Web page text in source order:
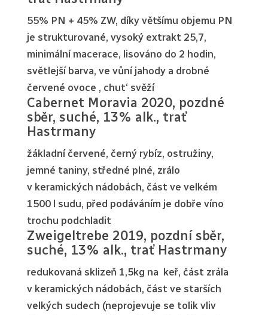
55% PN + 45% ZW, díky většímu objemu PN
je strukturované, vysoký extrakt 25,7,
minimální macerace, lisováno do 2 hodin,
světlejší barva, ve vůní jahody a drobné
červené ovoce , chut‘ svěží
Cabernet Moravia 2020, pozdné
sběr, suché, 13% alk., trať
Hastrmany
žákladní červené, černý rybíz, ostružiny,
jemné taniny, středné plné, zrálo
v keramických nádobách, část ve velkém
1500 l sudu, před podáváním je dobře víno
trochu podchladit
Zweigeltrebe 2019, pozdní sběr,
suché, 13% alk., trať Hastrmany
redukovaná sklizeň 1,5kg na keř, část zrála
v keramických nádobách, část ve starších
velkých sudech (neprojevuje se tolik vliv